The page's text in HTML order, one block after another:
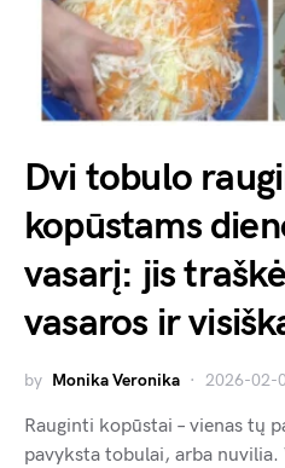
Dvi tobulo
kopūstams
vasarį: jis
vasaros ir
by Monika Veronika 2026-02-
Rauginti kopūstai – vienas tų
pavyksta tobulai, arba nuvilia.